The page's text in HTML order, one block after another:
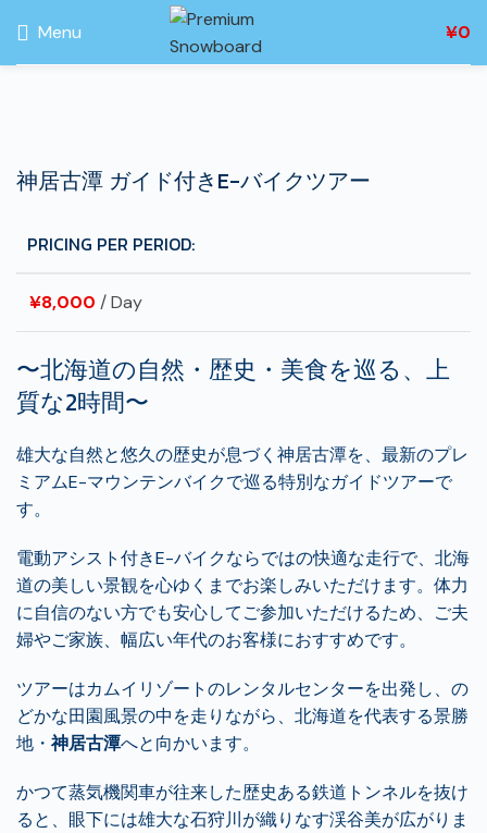
Menu ¥0
神居古潭 ガイド付きE-バイクツアー
PRICING PER PERIOD:
¥8,000 / Day
〜北海道の自然・歴史・美食を巡る、上
質な2時間〜
雄大な自然と悠久の歴史が息づく神居古潭を、 最新のプレ
ミアムE-マウンテンバイクで巡る特別なガイドツアーで
す。
電動アシスト付きE-バイクならではの快適な走行で、 北海
道の美しい景観を心ゆくまでお楽しみいただけます。 体力
に自信のない方でも安心してご参加いただけるため、 ご夫
婦やご家族、幅広い年代のお客様におすすめです。
ツアーはカムイリゾートのレンタルセンターを出発し、 の
どかな田園風景の中を走りながら、北海道を代表する景勝
地・神居古潭へと向かいます。
かつて蒸気機関車が往来した歴史ある鉄道トンネルを抜け
ると、 眼下には雄大な石狩川が織りなす渓谷美が広がりま